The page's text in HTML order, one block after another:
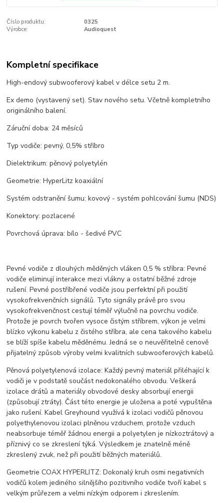
Číslo produktu:
0325
Výrobce:
Audioquest
Kompletní specifikace
High-endový subwooferový kabel v délce setu 2 m.
Ex demo (vystavený set). Stav nového setu. Včetně kompletního
originálního balení.
Záruční doba: 24 měsíců
Typ vodiče: pevný, 0,5% stříbro
Dielektrikum: pěnový polyetylén
Geometrie: HyperLitz koaxiální
Systém odstranění šumu: kovový - systém pohlcování šumu (NDS)
Konektory: pozlacené
Povrchová úprava: bílo - šedivé PVC
Pevné vodiče z dlouhých měděných vláken 0,5 % stříbra: Pevné
vodiče eliminují interakce mezi vlákny a ostatní běžné zdroje
rušení. Pevné postříbřené vodiče jsou perfektní při použití
vysokofrekvenčních signálů. Tyto signály právě pro svou
vysokofrekvenčnost cestují téměř výlučně na povrchu vodiče.
Protože je povrch tvořen vysoce čistým stříbrem, výkon je velmi
blízko výkonu kabelu z čistého stříbra, ale cena takového kabelu
se blíží spíše kabelu měděnému. Jedná se o neuvěřitelně cenově
přijatelný způsob výroby velmi kvalitních subwooferových kabelů.
Pěnová polyetylenová izolace: Každý pevný materiál přiléhající k
vodiči je v podstatě součást nedokonalého obvodu. Veškerá
izolace drátů a materiály obvodové desky absorbují energii
(způsobují ztráty). Část této energie je uložena a poté vypuštěna
jako rušení. Kabel Greyhound využívá k izolaci vodičů pěnovou
polyethylenovou izolaci plněnou vzduchem, protože vzduch
neabsorbuje téměř žádnou energii a polyetylen je nízkoztrátový a
příznivý co se zkreslení týká. Výsledkem je znatelně méně
zkreslený zvuk, než při použití běžných materiálů.
Geometrie COAX HYPERLITZ: Dokonalý kruh osmi negativních
vodičů kolem jediného silnějšího pozitivního vodiče tvoří kabel s
velkým průřezem a velmi nízkým odporem i zkreslením.